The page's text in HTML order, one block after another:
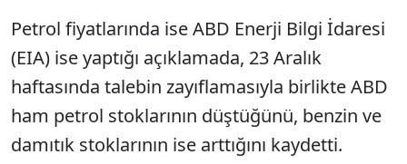
Petrol fiyatlarında ise ABD Enerji Bilgi İdaresi
(EIA) ise yaptığı açıklamada, 23 Aralık
haftasında talebin zayıflamasıyla birlikte ABD
ham petrol stoklarının düştüğünü, benzin ve
damıtık stoklarının ise arttığını kaydetti.